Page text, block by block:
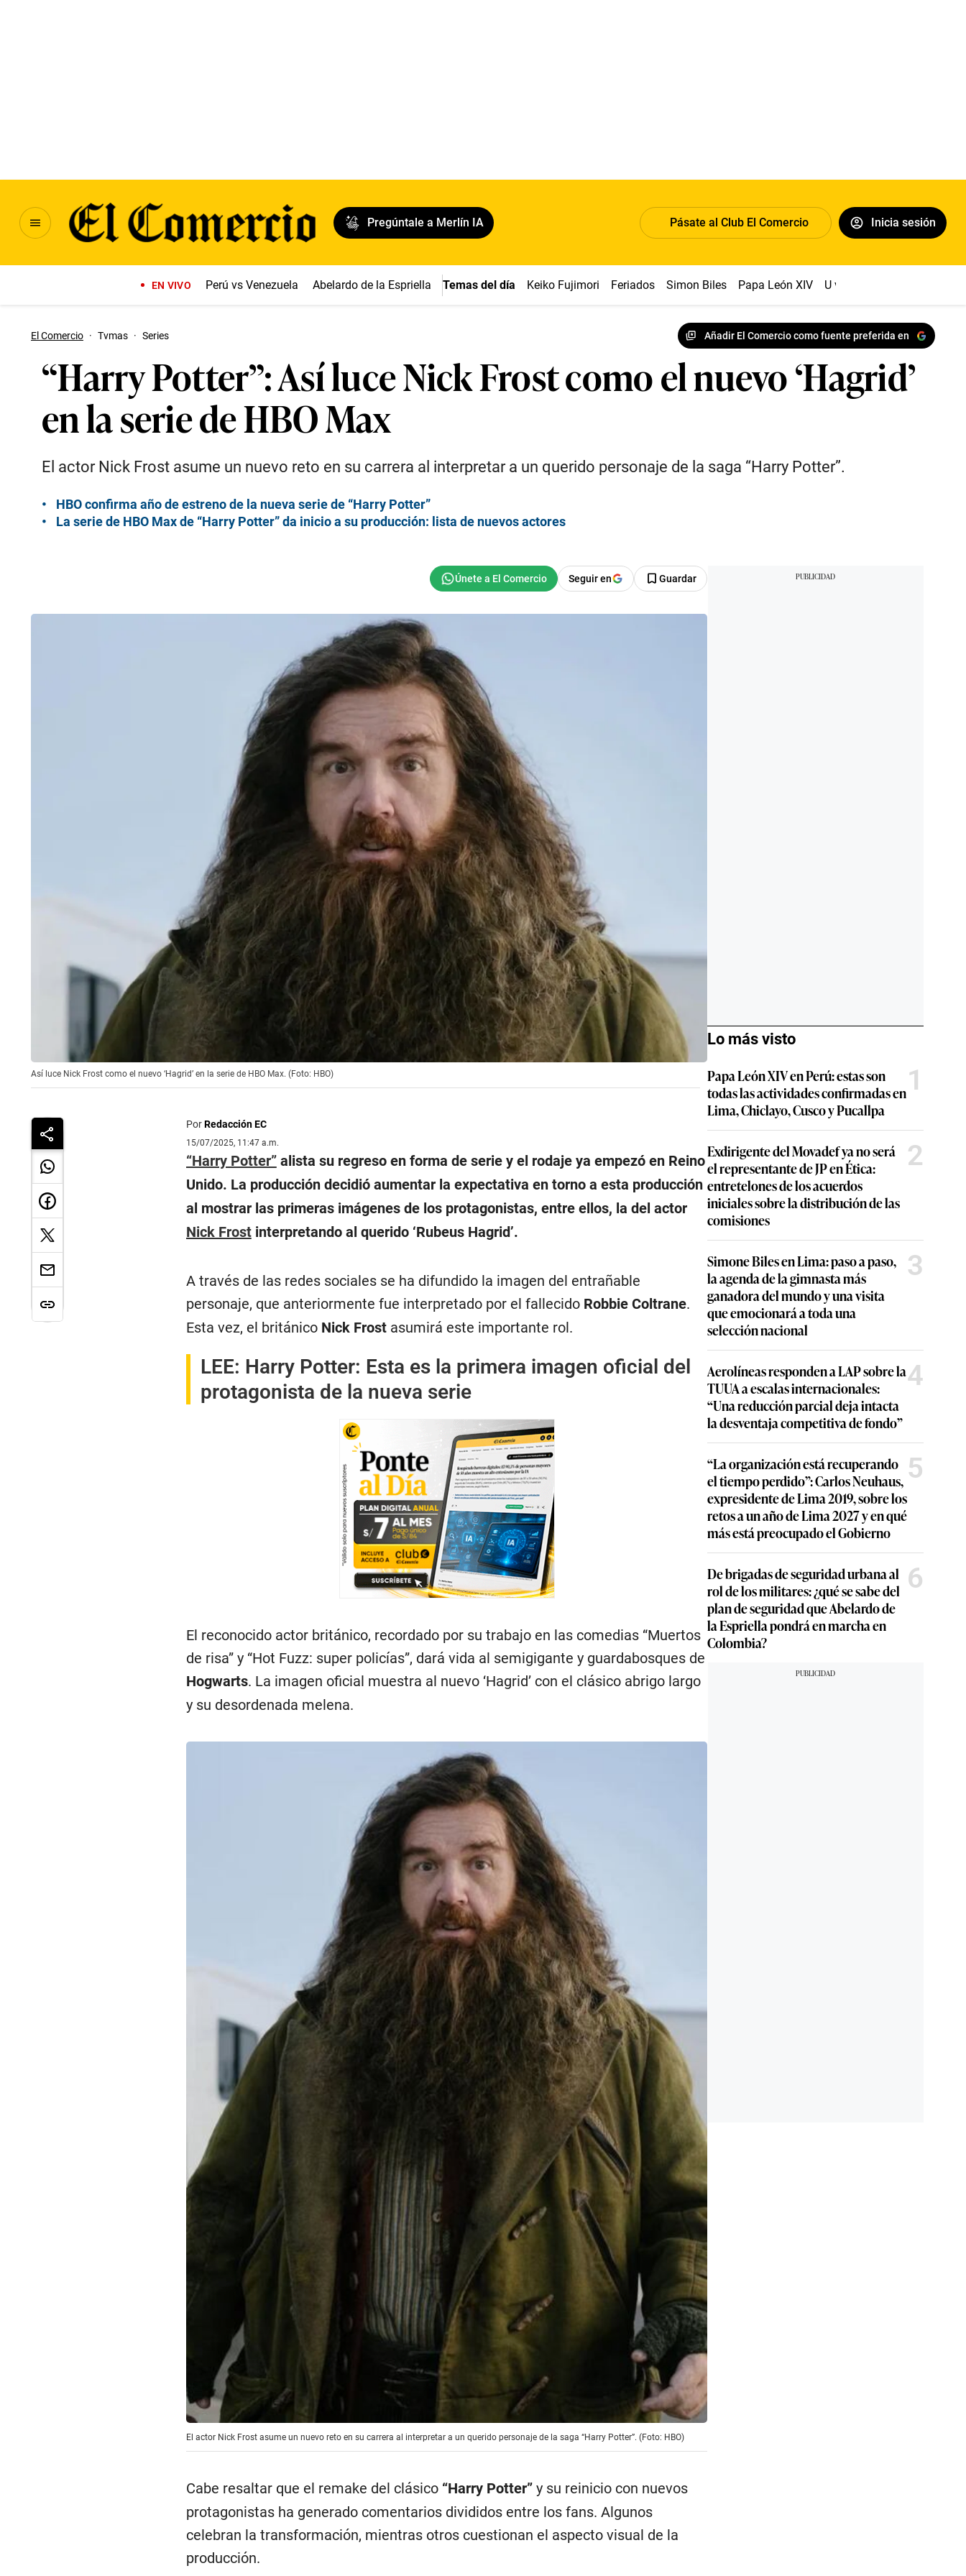
Pregúntale a Merlín IA Pásate al Club El Comercio Inicia sesión
EN VIVO Perú vs Venezuela Abelardo de la Espriella Temas del día Keiko Fujimori Feriados Simon Biles Papa León XIV U vs Cristal
El Comercio · Tvmas · Series Añadir El Comercio como fuente preferida en
“Harry Potter”: Así luce Nick Frost como el nuevo ‘Hagrid’
en la serie de HBO Max
El actor Nick Frost asume un nuevo reto en su carrera al interpretar a un querido personaje de la saga “Harry Potter”.
HBO confirma año de estreno de la nueva serie de “Harry Potter”
La serie de HBO Max de “Harry Potter” da inicio a su producción: lista de nuevos actores
Seguir en Guardar
Así luce Nick Frost como el nuevo ‘Hagrid’ en la serie de HBO Max. (Foto: HBO)
PorRedacción EC
15/07/2025, 11:47 a.m.
“Harry Potter”alista su regreso en forma de serie y el rodaje ya empezó en Reino
Unido. La producción decidió aumentar la expectativa en torno a esta producción
al mostrar las primeras imágenes de los protagonistas, entre ellos, la del actor
Nick Frostinterpretando al querido ‘Rubeus Hagrid’.
A través de las redes sociales se ha difundido la imagen del entrañable
personaje, que anteriormente fue interpretado por el fallecido Robbie Coltrane.
Esta vez, el británico Nick Frost asumirá este importante rol.
LEE: Harry Potter: Esta es la primera imagen oficial del
protagonista de la nueva serie
El reconocido actor británico, recordado por su trabajo en las comedias “Muertos
de risa” y “Hot Fuzz: super policías”, dará vida al semigigante y guardabosques de
Hogwarts. La imagen oficial muestra al nuevo ‘Hagrid’ con el clásico abrigo largo
y su desordenada melena.
El actor Nick Frost asume un nuevo reto en su carrera al interpretar a un querido personaje de la saga “Harry Potter”. (Foto: HBO)
Cabe resaltar que el remake del clásico “Harry Potter”y su reinicio con nuevos
protagonistas ha generado comentarios divididos entre los fans. Algunos
celebran la transformación, mientras otros cuestionan el aspecto visual de la
producción.
Lo más visto
Papa León XIV en Perú: estas son
todas las actividades confirmadas en
Lima, Chiclayo, Cusco y Pucallpa
1
Exdirigente del Movadef ya no será
el representante de JP en Ética:
entretelones de los acuerdos
iniciales sobre la distribución de las
comisiones
2
Simone Biles en Lima: paso a paso,
la agenda de la gimnasta más
ganadora del mundo y una visita
que emocionará a toda una
selección nacional
3
Aerolíneas responden a LAP sobre la
TUUA a escalas internacionales:
“Una reducción parcial deja intacta
la desventaja competitiva de fondo”
4
“La organización está recuperando
el tiempo perdido”: Carlos Neuhaus,
expresidente de Lima 2019, sobre los
retos a un año de Lima 2027 y en qué
más está preocupado el Gobierno
5
De brigadas de seguridad urbana al
rol de los militares: ¿qué se sabe del
plan de seguridad que Abelardo de
la Espriella pondrá en marcha en
Colombia?
6